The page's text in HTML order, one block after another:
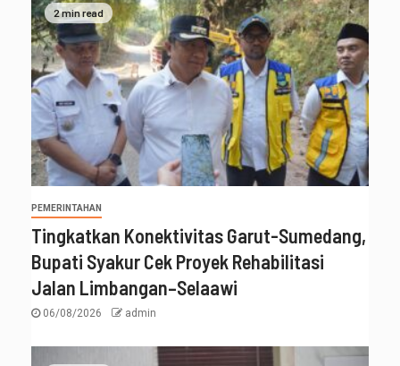
2 min read
PEMERINTAHAN
Tingkatkan Konektivitas Garut-Sumedang,
Bupati Syakur Cek Proyek Rehabilitasi
Jalan Limbangan–Selaawi
06/08/2026 admin